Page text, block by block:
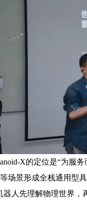
X的定位是“为服
场景形成全栈通用型
人先理解物理世界，